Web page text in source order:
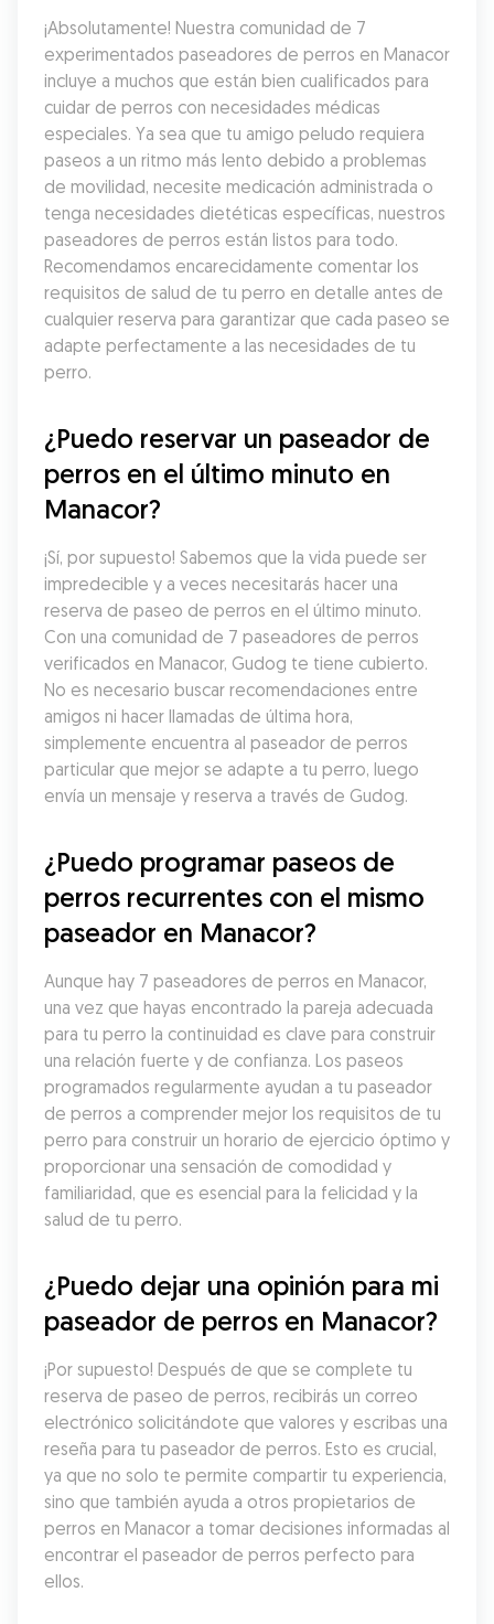
¡Absolutamente! Nuestra comunidad de 7
experimentados paseadores de perros en Manacor
incluye a muchos que están bien cualificados para
cuidar de perros con necesidades médicas
especiales. Ya sea que tu amigo peludo requiera
paseos a un ritmo más lento debido a problemas
de movilidad, necesite medicación administrada o
tenga necesidades dietéticas específicas, nuestros
paseadores de perros están listos para todo.
Recomendamos encarecidamente comentar los
requisitos de salud de tu perro en detalle antes de
cualquier reserva para garantizar que cada paseo se
adapte perfectamente a las necesidades de tu
perro.
¿Puedo reservar un paseador de
perros en el último minuto en
Manacor?
¡Sí, por supuesto! Sabemos que la vida puede ser
impredecible y a veces necesitarás hacer una
reserva de paseo de perros en el último minuto.
Con una comunidad de 7 paseadores de perros
verificados en Manacor, Gudog te tiene cubierto.
No es necesario buscar recomendaciones entre
amigos ni hacer llamadas de última hora,
simplemente encuentra al paseador de perros
particular que mejor se adapte a tu perro, luego
envía un mensaje y reserva a través de Gudog.
¿Puedo programar paseos de
perros recurrentes con el mismo
paseador en Manacor?
Aunque hay 7 paseadores de perros en Manacor,
una vez que hayas encontrado la pareja adecuada
para tu perro la continuidad es clave para construir
una relación fuerte y de confianza. Los paseos
programados regularmente ayudan a tu paseador
de perros a comprender mejor los requisitos de tu
perro para construir un horario de ejercicio óptimo y
proporcionar una sensación de comodidad y
familiaridad, que es esencial para la felicidad y la
salud de tu perro.
¿Puedo dejar una opinión para mi
paseador de perros en Manacor?
¡Por supuesto! Después de que se complete tu
reserva de paseo de perros, recibirás un correo
electrónico solicitándote que valores y escribas una
reseña para tu paseador de perros. Esto es crucial,
ya que no solo te permite compartir tu experiencia,
sino que también ayuda a otros propietarios de
perros en Manacor a tomar decisiones informadas al
encontrar el paseador de perros perfecto para
ellos.